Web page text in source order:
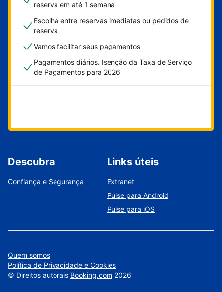
reserva em até 1 semana
Escolha entre reservas imediatas ou pedidos de
reserva
Vamos facilitar seus pagamentos
Pagamentos diários. Isenção da Taxa de Serviço
de Pagamentos para 2026
Comece agora
Descubra
Confiança e Segurança
Links úteis
Extranet
Pulse para Android
Pulse para iOS
Quem somos
Política de Privacidade e Cookies
© Direitos autorais Booking.com 2026